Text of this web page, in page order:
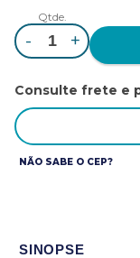
Qtde.
- +
Consulte frete e
NÃO SABE O CEP?
SINOPSE